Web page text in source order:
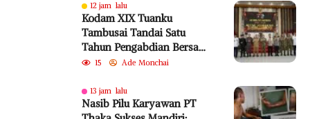
12 jam lalu
Kodam XIX Tuanku
Tambusai Tandai Satu
Tahun Pengabdian Bersama
Rakyat
15 Ade Monchai
13 jam lalu
Nasib Pilu Karyawan PT